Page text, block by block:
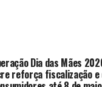
Dia das Mães
reforça fiscalização